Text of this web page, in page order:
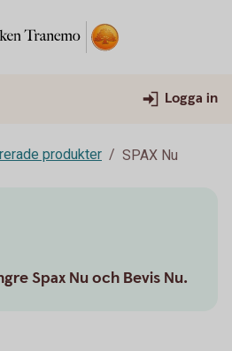
Logga in
produkter SPAX Nu
Spax Nu och Bevis Nu.